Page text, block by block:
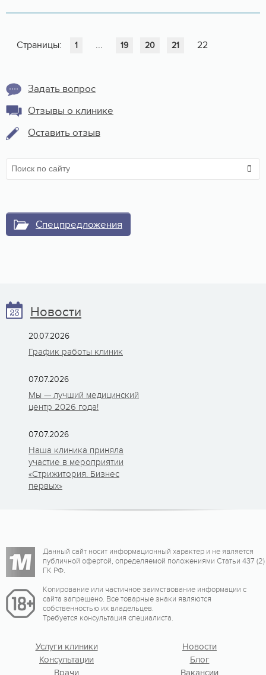
Страницы: 1 ... 19 20 21 22
Задать вопрос
Отзывы о клинике
Оставить отзыв
Спецпредложения
Новости
20.07.2026
График работы клиник
07.07.2026
Мы — лучший медицинский
центр 2026 года!
07.07.2026
Наша клиника приняла
участие в мероприятии
«Стрижитория. Бизнес
первых»
Данный сайт носит информационный характер и не является
публичной офертой, определяемой положениями Статьи 437 (2)
ГК РФ.
Копирование или частичное заимствование информации с
сайта запрещено. Все товарные знаки являются
собственностью их владельцев.
Требуется консультация специалиста.
Услуги клиники
Консультации
Врачи
Новости
Блог
Вакансии